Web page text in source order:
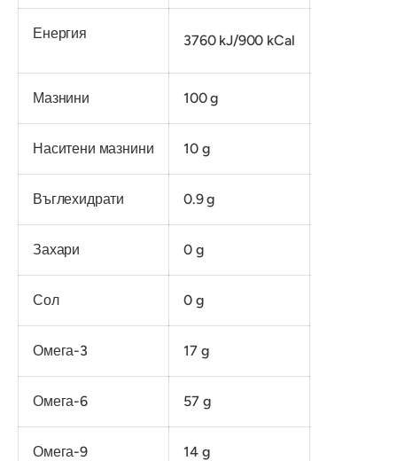
Енергия 3760 kJ/900 kCal
Мазнини 100 g
Наситени мазнини 10 g
Въглехидрати 0.9 g
Захари 0 g
Сол 0 g
Омега-3 17 g
Омега-6 57 g
Омега-9 14 g